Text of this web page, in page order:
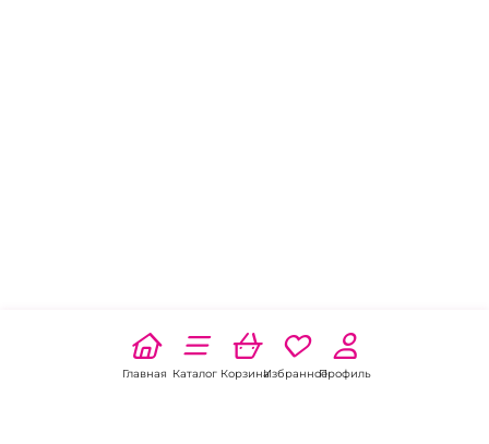
Главная Каталог КорзинаИзбранноеПрофиль